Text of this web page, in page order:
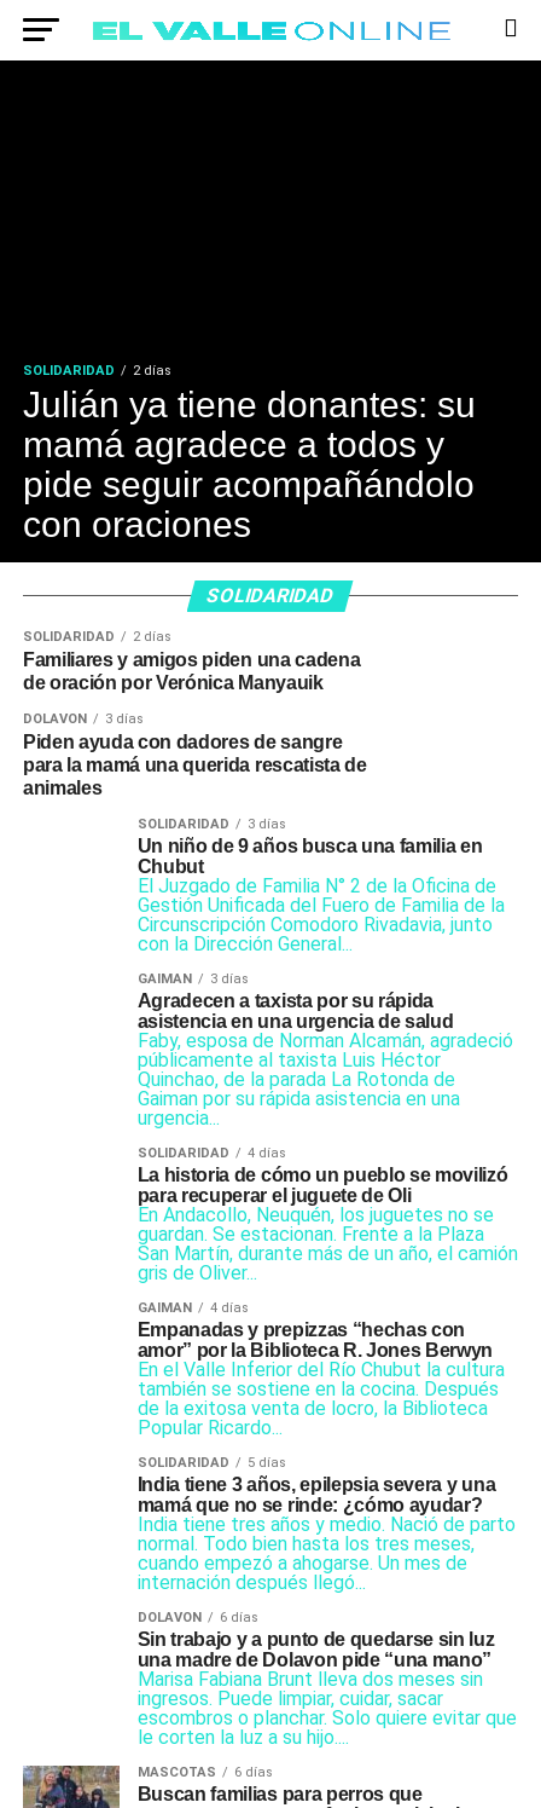
SOLIDARIDAD 2 días
Julián ya tiene donantes: su
mamá agradece a todos y
pide seguir acompañándolo
con oraciones
SOLIDARIDAD
SOLIDARIDAD 2 días
Familiares y amigos piden una cadena
de oración por Verónica Manyauik
DOLAVON 3 días
Piden ayuda con dadores de sangre
para la mamá una querida rescatista de
animales
SOLIDARIDAD 3 días
Un niño de 9 años busca una familia en
Chubut
El Juzgado de Familia N° 2 de la Oficina de
Gestión Unificada del Fuero de Familia de la
Circunscripción Comodoro Rivadavia, junto
con la Dirección General...
GAIMAN 3 días
Agradecen a taxista por su rápida
asistencia en una urgencia de salud
Faby, esposa de Norman Alcamán, agradeció
públicamente al taxista Luis Héctor
Quinchao, de la parada La Rotonda de
Gaiman por su rápida asistencia en una
urgencia...
SOLIDARIDAD 4 días
La historia de cómo un pueblo se movilizó
para recuperar el juguete de Oli
En Andacollo, Neuquén, los juguetes no se
guardan. Se estacionan. Frente a la Plaza
San Martín, durante más de un año, el camión
gris de Oliver...
GAIMAN 4 días
Empanadas y prepizzas “hechas con
amor” por la Biblioteca R. Jones Berwyn
En el Valle Inferior del Río Chubut la cultura
también se sostiene en la cocina. Después
de la exitosa venta de locro, la Biblioteca
Popular Ricardo...
SOLIDARIDAD 5 días
India tiene 3 años, epilepsia severa y una
mamá que no se rinde: ¿cómo ayudar?
India tiene tres años y medio. Nació de parto
normal. Todo bien hasta los tres meses,
cuando empezó a ahogarse. Un mes de
internación después llegó...
DOLAVON 6 días
Sin trabajo y a punto de quedarse sin luz
una madre de Dolavon pide “una mano”
Marisa Fabiana Brunt lleva dos meses sin
ingresos. Puede limpiar, cuidar, sacar
escombros o planchar. Solo quiere evitar que
le corten la luz a su hijo....
MASCOTAS 6 días
Buscan familias para perros que